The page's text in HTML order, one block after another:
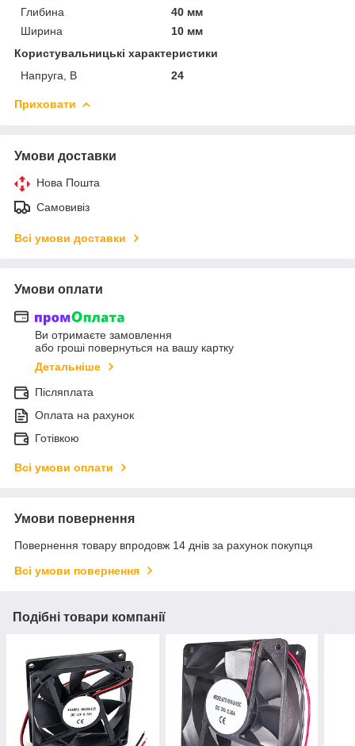
Глибина
40 мм
Ширина
10 мм
Користувальницькі характеристики
Напруга, В
24
Приховати
Умови доставки
Нова Пошта
Самовивіз
Всі умови доставки
Умови оплати
Ви отримаєте замовлення
або гроші повернуться на вашу картку
Детальніше
Післяплата
Оплата на рахунок
Готівкою
Всі умови оплати
Умови повернення
Повернення товару впродовж 14 днів за рахунок покупця
Всі умови повернення
Подібні товари компанії